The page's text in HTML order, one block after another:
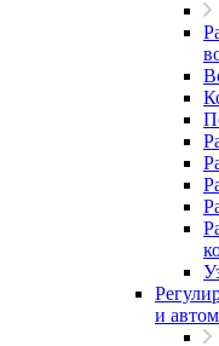
и